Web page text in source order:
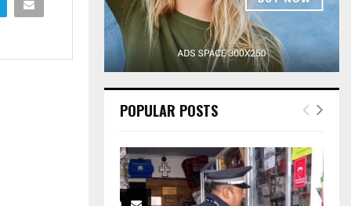
POPULAR POSTS